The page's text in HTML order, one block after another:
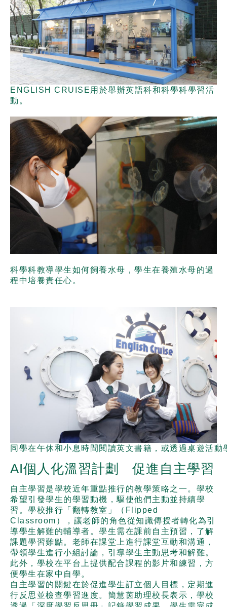
ENGLISH CRUISE用於舉辦英語科和科學科學習活
動。
科學科教導學生如何飼養水母，學生在養殖水母的過
程中培養責任心。
同學在午休和小息時間閱讀英文書籍，或透過桌遊活動
AI個人化溫習計劃 促進自主學習
自主學習是學校近年重點推行的教學策略之一。學校
希望引發學生的學習動機，驅使他們主動並持續學
習。學校推行「翻轉教室」（Flipped
Classroom），讓老師的角色從知識傳授者轉化為引
導學生解難的輔導者。學生需在課前自主預習，了解
課題學習難點。老師在課堂上進行課堂互動和溝通，
帶領學生進行小組討論，引導學生主動思考和解難。
此外，學校在平台上提供配合課程的影片和練習，方
便學生在家中自學。
自主學習的關鍵在於促進學生訂立個人目標，定期進
行反思並檢查學習進度。簡慧茵助理校長表示，學校